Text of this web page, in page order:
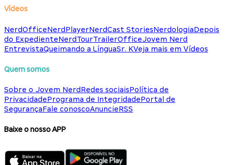
Vídeos
NerdOfficeNerdPlayerNerdCast StoriesNerdologiaDepois
do ExpedienteNerdTourTrailerOfficeJovem Nerd
EntrevistaQueimando a LínguaSr. KVeja mais em Vídeos
Quem somos
Sobre o Jovem NerdRedes sociaisPolítica de
PrivacidadePrograma de IntegridadePortal de
SegurançaFale conoscoAnuncieRSS
Baixe o nosso APP